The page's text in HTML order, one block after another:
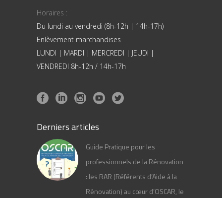
Horaires :
Du lundi au vendredi (8h-12h | 14h-17h)
Enlèvement marchandises
LUNDI | MARDI | MERCREDI | JEUDI |
VENDREDI 8h-12h / 14h-17h
Derniers articles
Guide Pratique pour les
professionnels de la Rénovation
: les RAR (Référents d’Aide à la
Rénovation) au cœur d’OSCAR, le